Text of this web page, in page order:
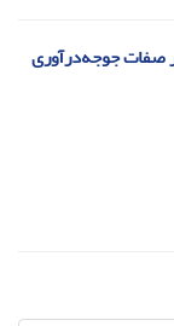
صفات جوجه‌درآوری